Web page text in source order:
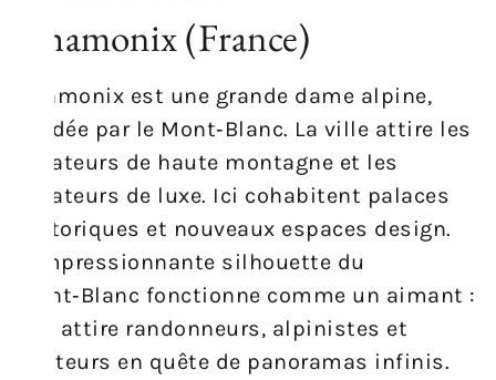
Chamonix (France)
Chamonix est une grande dame alpine,
bordée par le Mont‑Blanc. La ville attire les
amateurs de haute montagne et les
amateurs de luxe. Ici cohabitent palaces
historiques et nouveaux espaces design.
L’impressionnante silhouette du
Mont‑Blanc fonctionne comme un aimant :
elle attire randonneurs, alpinistes et
visiteurs en quête de panoramas infinis.